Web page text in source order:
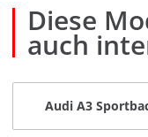
Diese
auch
Audi A3